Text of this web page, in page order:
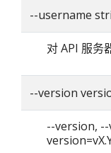
--username
对 API 服务
--version
--version, --